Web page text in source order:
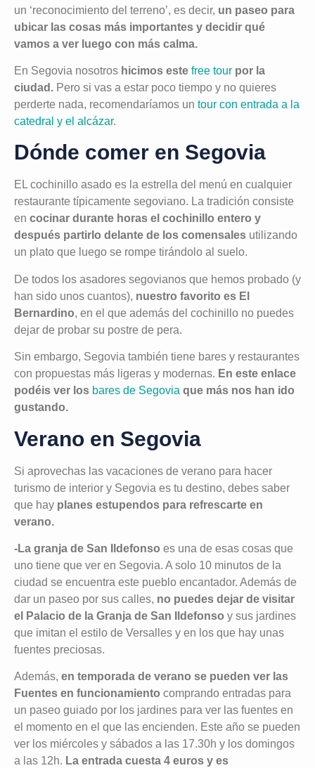
un ‘reconocimiento del terreno’, es decir, un paseo para
ubicar las cosas más importantes y decidir qué
vamos a ver luego con más calma.
En Segovia nosotros hicimos este free tour por la
ciudad. Pero si vas a estar poco tiempo y no quieres
perderte nada, recomendaríamos un tour con entrada a la
catedral y el alcázar.
Dónde comer en Segovia
EL cochinillo asado es la estrella del menú en cualquier
restaurante típicamente segoviano. La tradición consiste
en cocinar durante horas el cochinillo entero y
después partirlo delante de los comensales utilizando
un plato que luego se rompe tirándolo al suelo.
De todos los asadores segovianos que hemos probado (y
han sido unos cuantos), nuestro favorito es El
Bernardino, en el que además del cochinillo no puedes
dejar de probar su postre de pera.
Sin embargo, Segovia también tiene bares y restaurantes
con propuestas más ligeras y modernas. En este enlace
podéis ver los bares de Segovia que más nos han ido
gustando.
Verano en Segovia
Si aprovechas las vacaciones de verano para hacer
turismo de interior y Segovia es tu destino, debes saber
que hay planes estupendos para refrescarte en
verano.
-La granja de San Ildefonso es una de esas cosas que
uno tiene que ver en Segovia. A solo 10 minutos de la
ciudad se encuentra este pueblo encantador. Además de
dar un paseo por sus calles, no puedes dejar de visitar
el Palacio de la Granja de San Ildefonso y sus jardines
que imitan el estilo de Versalles y en los que hay unas
fuentes preciosas.
Además, en temporada de verano se pueden ver las
Fuentes en funcionamiento comprando entradas para
un paseo guiado por los jardines para ver las fuentes en
el momento en el que las encienden. Este año se pueden
ver los miércoles y sábados a las 17.30h y los domingos
a las 12h. La entrada cuesta 4 euros y es